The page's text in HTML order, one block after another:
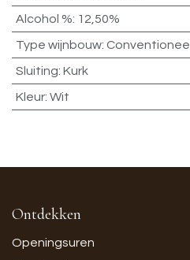
Alcohol %: 12,50%
Type wijnbouw: Conventioneel
Sluiting: Kurk
Kleur: Wit
Ontdekken
Openingsuren